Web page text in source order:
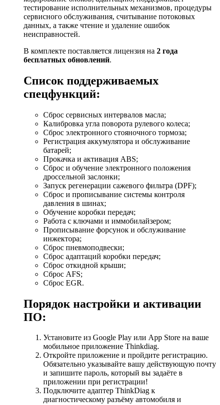
тестирование исполнительных механизмов, процедуры
сервисного обслуживания, считывание потоковых
данных, а также чтение и удаление ошибок
неисправностей.
В комплекте поставляется лицензия на 2 года
бесплатных обновлений.
Список поддерживаемых
спецфункций:
Сброс сервисных интервалов масла;
Калибровка угла поворота рулевого колеса;
Сброс электронного стояночного тормоза;
Регистрация аккумулятора и обслуживание
батарей;
Прокачка и активация ABS;
Сброс и обучение электронного положения
дроссельной заслонки;
Запуск регенерации сажевого фильтра (DPF);
Сброс и прописывание системы контроля
давления в шинах;
Обучение коробки передач;
Работа с ключами и иммобилайзером;
Прописывание форсунок и обслуживание
инжектора;
Сброс пневмоподвески;
Сброс адаптаций коробки передач;
Сброс откидной крыши;
Сброс AFS;
Сброс EGR.
Порядок настройки и активации
ПО:
Установите из Google Play или App Store на ваше
мобильное приложение Thinkdiag.
Откройте приложение и пройдите регистрацию.
Обязательно указывайте вашу действующую почту
и запишите пароль, который вы задаёте в
приложении при регистрации!
Подключите адаптер ThinkDiag к
диагностическому разъёму автомобиля и